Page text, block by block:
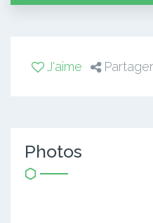
J'aime Partager
Photos